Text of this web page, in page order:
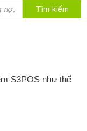
Tìm kiếm
S3POS như thế